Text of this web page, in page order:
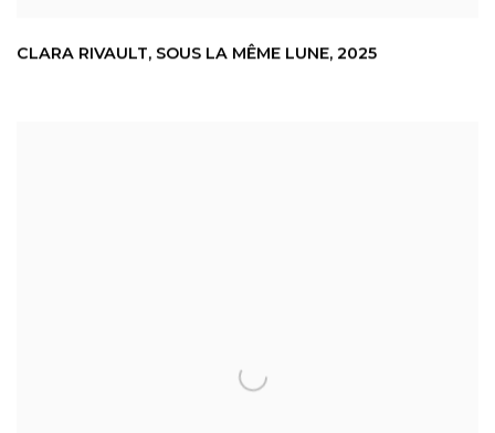
CLARA RIVAULT, SOUS LA MÊME LUNE, 2025